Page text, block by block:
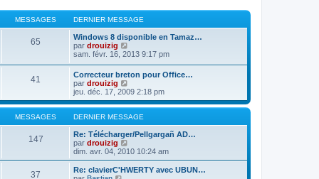
MESSAGES DERNIER MESSAGE
65
Windows 8 disponible en Tamaz…
par drouizig
o
u
l
t
e
r
l
d
e
r
n
i
sam. févr. 16, 2013 9:17 pm
41
Correcteur breton pour Office…
par drouizig
o
n
s
u
l
t
r
l
e
jeu. déc. 17, 2009 2:18 pm
MESSAGES DERNIER MESSAGE
147
Re: Télécharger/Pellgargañ AD…
par drouizig
o
n
s
dim. avr. 04, 2010 10:24 am
37
Re: clavierC'HWERTY avec UBUN…